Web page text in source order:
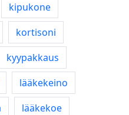
kipukone
kortisoni
kyypakkaus
lääkekeino
lääkekoe